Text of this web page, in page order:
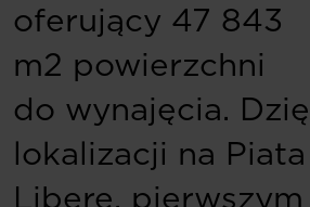
oferujący 47 843
m2 powierzchni
do wynajęcia.
lokalizacji na
Libere,